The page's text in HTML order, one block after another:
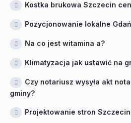
Kostka brukowa Szczecin
Pozycjonowanie lokalne
Na co jest witamina a?
Klimatyzacja jak ustawić na
Czy notariusz wysyła akt
gminy?
Projektowanie stron Szczecin